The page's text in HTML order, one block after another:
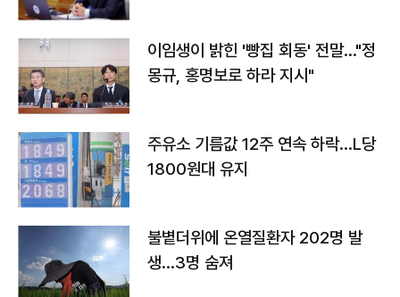
이임생이 밝힌 '빵집 회동' 전말…"정
몽규, 홍명보로 하라 지시"
주유소 기름값 12주 연속 하락…L당
1800원대 유지
불볕더위에 온열질환자 202명 발
생…3명 숨져